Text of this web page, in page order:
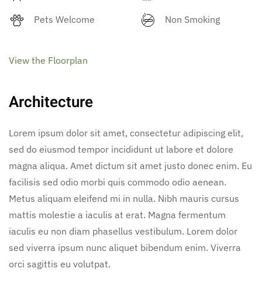
Pets Welcome Non Smoking
View the Floorplan
Architecture
Lorem ipsum dolor sit amet, consectetur adipiscing elit,
sed do eiusmod tempor incididunt ut labore et dolore
magna aliqua. Amet dictum sit amet justo donec enim. Eu
facilisis sed odio morbi quis commodo odio aenean.
Metus aliquam eleifend mi in nulla. Nibh mauris cursus
mattis molestie a iaculis at erat. Magna fermentum
iaculis eu non diam phasellus vestibulum. Lorem dolor
sed viverra ipsum nunc aliquet bibendum enim. Viverra
orci sagittis eu volutpat.